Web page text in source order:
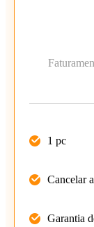
1 pc
Cancelar
Garantia